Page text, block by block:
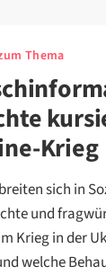
Thema
Krieg
sich in
und
Krieg in der
welche